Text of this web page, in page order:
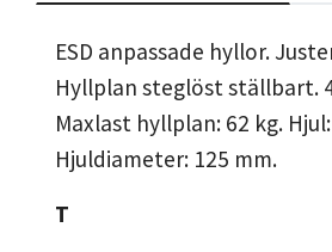
ESD anpassade hyllor.
Hyllplan steglöst ställbart.
Maxlast hyllplan: 62 kg.
Hjuldiameter: 125 mm.
T